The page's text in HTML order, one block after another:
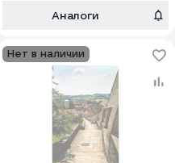
Аналоги
Нет в наличии